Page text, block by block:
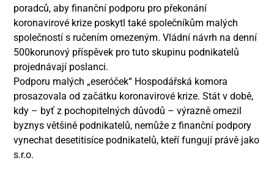
poradců, aby finanční podporu pro překonání
koronavirové krize poskytl také společníkům malých
společností s ručením omezeným. Vládní návrh na denní
500korunový příspěvek pro tuto skupinu podnikatelů
projednávají poslanci.
Podporu malých „eseróček“ Hospodářská komora
prosazovala od začátku koronavirové krize. Stát v době,
kdy – byť z pochopitelných důvodů – výrazně omezil
byznys většině podnikatelů, nemůže z finanční podpory
vynechat desetitisíce podnikatelů, kteří fungují právě jako
s.r.o.